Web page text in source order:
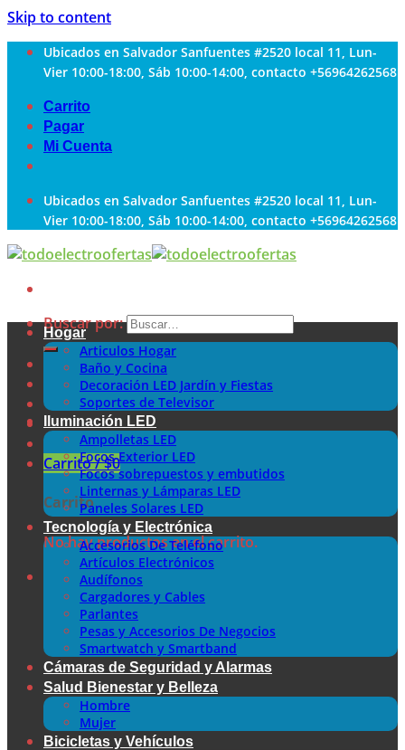
Skip to content
Ubicados en Salvador Sanfuentes #2520 local 11, Lun-
Vier 10:00-18:00, Sáb 10:00-14:00, contacto +56964262568
Carrito
Pagar
Mi Cuenta
Ubicados en Salvador Sanfuentes #2520 local 11, Lun-
Vier 10:00-18:00, Sáb 10:00-14:00, contacto +56964262568
Buscar por:
Carrito /$0
Carrito
No hay productos en el carrito.
Hogar
Articulos Hogar
Baño y Cocina
Decoración LED Jardín y Fiestas
Soportes de Televisor
Iluminación LED
Ampolletas LED
Focos Exterior LED
Focos sobrepuestos y embutidos
Linternas y Lámparas LED
Paneles Solares LED
Tecnología y Electrónica
Accesorios De Teléfono
Artículos Electrónicos
Audífonos
Cargadores y Cables
Parlantes
Pesas y Accesorios De Negocios
Smartwatch y Smartband
Cámaras de Seguridad y Alarmas
Salud Bienestar y Belleza
Hombre
Mujer
Bicicletas y Vehículos